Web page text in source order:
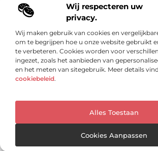
Wij respecteren uw
privacy.
Wij maken gebruik van cookies en
om te begrijpen hoe u onze website gebruikt
te verbeteren. Cookies worden voor
ingezet, zoals het aanbieden van
en het meten van sitegebruik. Meer details
cookiebeleid
Alles Toestaan
Cookies Aanpassen
Snelle gids voor meer rust in
Creëer uw eigen oase: een handleiding
huis en een levendige tuin In
...
WONING EN TUIN